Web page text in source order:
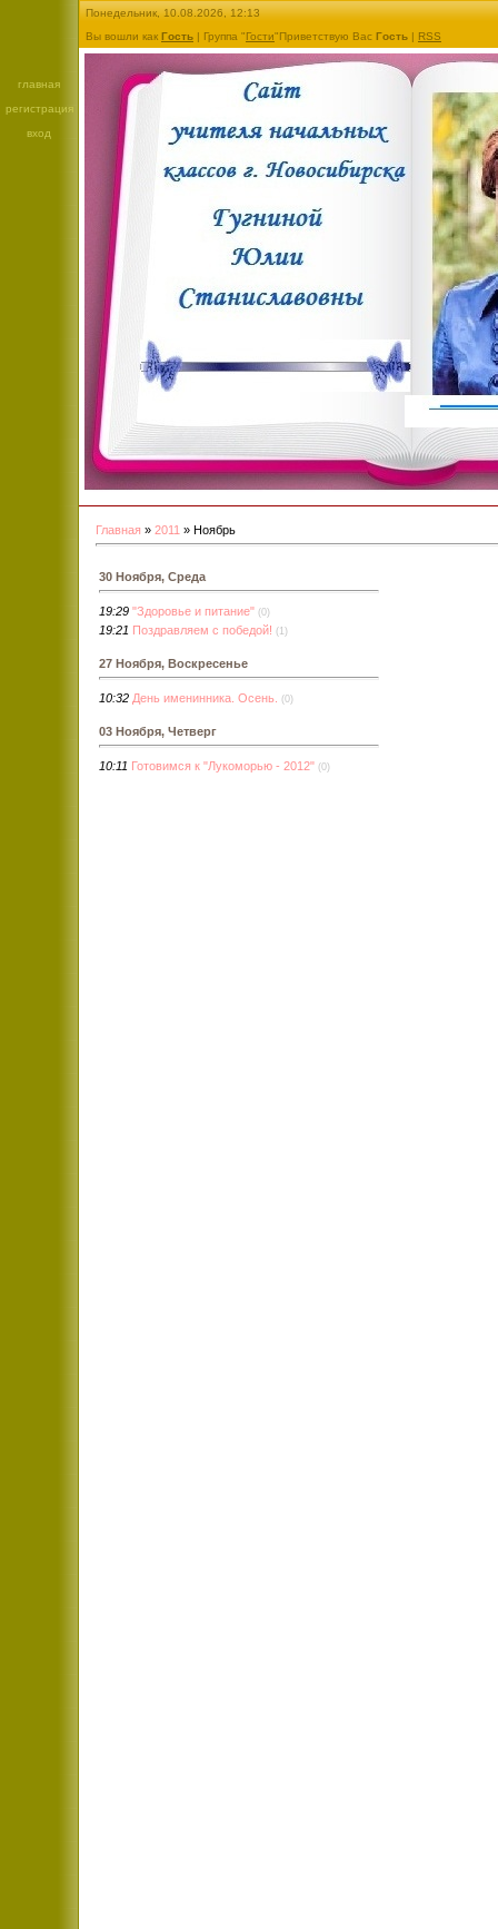
главная
регистрация
вход
Понедельник, 10.08.2026, 12:13
Вы вошли как Гость | Группа "Гости"Приветствую Вас Гость | RSS
Главная » 2011 » Ноябрь
30 Ноября, Среда
19:29 "Здоровье и питание" (0)
19:21 Поздравляем с победой! (1)
27 Ноября, Воскресенье
10:32 День именинника. Осень. (0)
03 Ноября, Четверг
10:11 Готовимся к "Лукоморью - 2012" (0)